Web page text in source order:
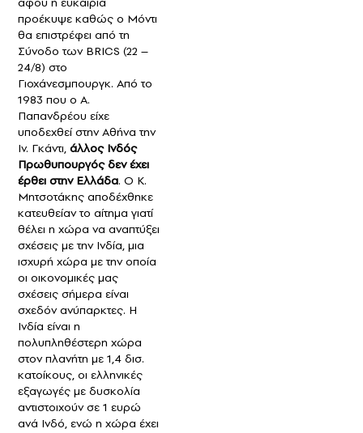
προέκυψε καθώς ο Μόντι
θα επιστρέφει από τη
Σύνοδο των BRICS (22 –
24/8) στο
Γιοχάνεσμπουργκ. Από το
1983 που ο Α.
Παπανδρέου είχε
υποδεχθεί στην Αθήνα την
Ιν. Γκάντι, άλλος Ινδός
Πρωθυπουργός δεν έχει
έρθει στην Ελλάδα. Ο Κ.
Μητσοτάκης αποδέχθηκε
κατευθείαν το αίτημα γιατί
θέλει η χώρα να αναπτύξει
σχέσεις με την Ινδία, μια
ισχυρή χώρα με την οποία
οι οικονομικές μας
σχέσεις σήμερα είναι
σχεδόν ανύπαρκτες. Η
Ινδία είναι η
πολυπληθέστερη χώρα
στον πλανήτη με 1,4 δισ.
κατοίκους, οι ελληνικές
εξαγωγές με δυσκολία
αντιστοιχούν σε 1 ευρώ
ανά Ινδό, ενώ η χώρα έχει